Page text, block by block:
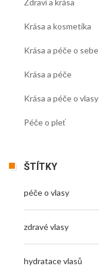
Krása a kosmetika
Krása a péče o sebe
Krása a péče
Krása a péče o vlasy
Péče o pleť
ŠTÍTKY
péče o vlasy
zdravé vlasy
hydratace vlasů